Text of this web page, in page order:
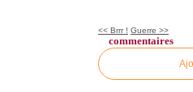
<< Brrr ! Guerre >>
commentaires